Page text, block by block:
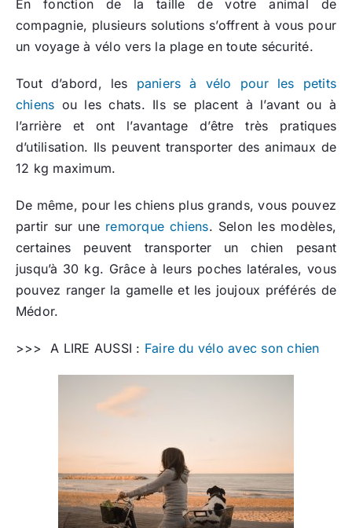
En fonction de la taille de votre animal de
compagnie, plusieurs solutions s’offrent à vous pour
un voyage à vélo vers la plage en toute sécurité.
Tout d’abord, les paniers à vélo pour les petits
chiens ou les chats. Ils se placent à l’avant ou à
l’arrière et ont l’avantage d’être très pratiques
d’utilisation. Ils peuvent transporter des animaux de
12 kg maximum.
De même, pour les chiens plus grands, vous pouvez
partir sur une remorque chiens. Selon les modèles,
certaines peuvent transporter un chien pesant
jusqu’à 30 kg. Grâce à leurs poches latérales, vous
pouvez ranger la gamelle et les joujoux préférés de
Médor.
>>> A LIRE AUSSI : Faire du vélo avec son chien